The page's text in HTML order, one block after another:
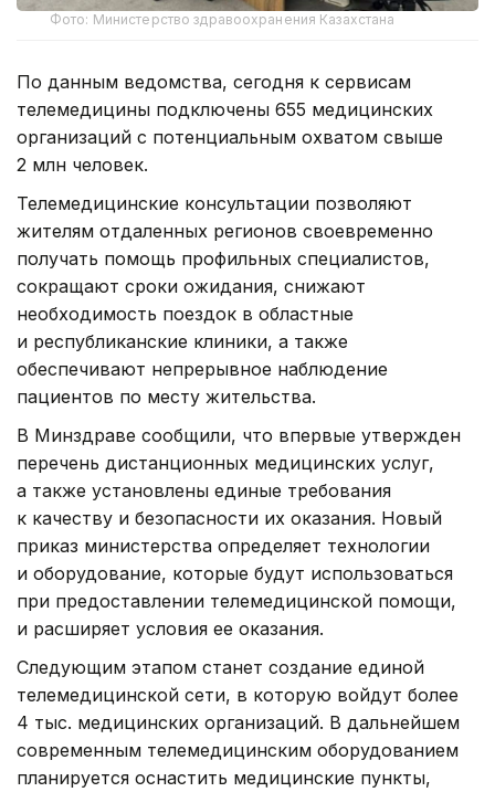
Фото: Министерство здравоохранения Казахстана
По данным ведомства, сегодня к сервисам
телемедицины подключены 655 медицинских
организаций с потенциальным охватом свыше
2 млн человек.
Телемедицинские консультации позволяют
жителям отдаленных регионов своевременно
получать помощь профильных специалистов,
сокращают сроки ожидания, снижают
необходимость поездок в областные
и республиканские клиники, а также
обеспечивают непрерывное наблюдение
пациентов по месту жительства.
В Минздраве сообщили, что впервые утвержден
перечень дистанционных медицинских услуг,
а также установлены единые требования
к качеству и безопасности их оказания. Новый
приказ министерства определяет технологии
и оборудование, которые будут использоваться
при предоставлении телемедицинской помощи,
и расширяет условия ее оказания.
Следующим этапом станет создание единой
телемедицинской сети, в которую войдут более
4 тыс. медицинских организаций. В дальнейшем
современным телемедицинским оборудованием
планируется оснастить медицинские пункты,